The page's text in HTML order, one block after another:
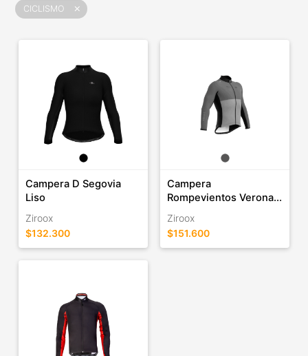
CICLISMO close
Campera D Segovia
Liso
Ziroox
$132.300
Campera
Rompevientos Verona...
Ziroox
$151.600